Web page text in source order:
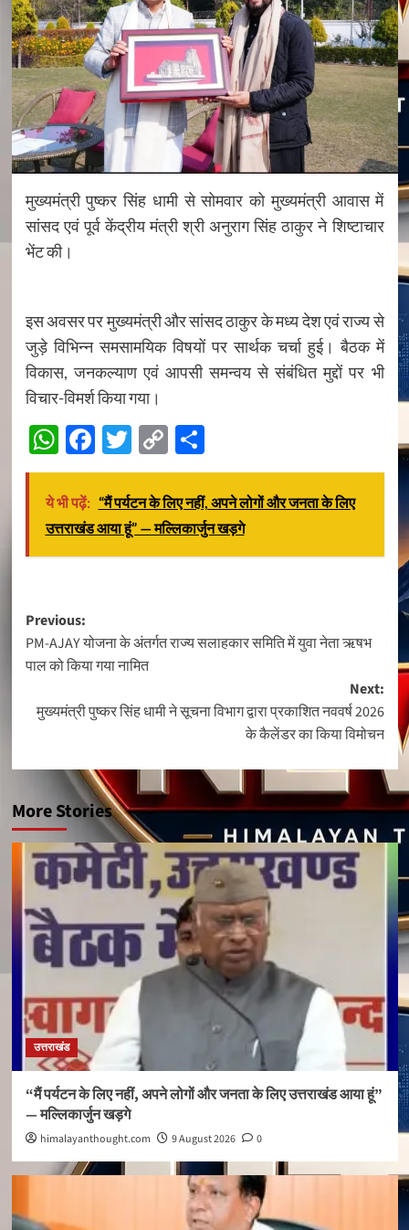
मुख्यमंत्री पुष्कर सिंह धामी से सोमवार को मुख्यमंत्री आवास में
सांसद एवं पूर्व केंद्रीय मंत्री श्री अनुराग सिंह ठाकुर ने शिष्टाचार
भेंट की।
इस अवसर पर मुख्यमंत्री और सांसद ठाकुर के मध्य देश एवं राज्य से
जुड़े विभिन्न समसामयिक विषयों पर सार्थक चर्चा हुई। बैठक में
विकास, जनकल्याण एवं आपसी समन्वय से संबंधित मुद्दों पर भी
विचार-विमर्श किया गया।
WhatsApp
Facebook
Twitter
Copy
Link
Share
ये भी पढ़ें: “मैं पर्यटन के लिए नहीं, अपने लोगों और जनता के लिए
उत्तराखंड आया हूं” — मल्लिकार्जुन खड़गे
Post
navigation
Previous:
PM-AJAY योजना के अंतर्गत राज्य सलाहकार समिति में युवा नेता ऋषभ
पाल को किया गया नामित
Next:
मुख्यमंत्री पुष्कर सिंह धामी ने सूचना विभाग द्वारा प्रकाशित नववर्ष 2026
के कैलेंडर का किया विमोचन
More Stories
उत्तराखंड
“मैं पर्यटन के लिए नहीं, अपने लोगों और जनता के लिए उत्तराखंड आया हूं”
— मल्लिकार्जुन खड़गे
himalayanthought.com 9 August 2026 0